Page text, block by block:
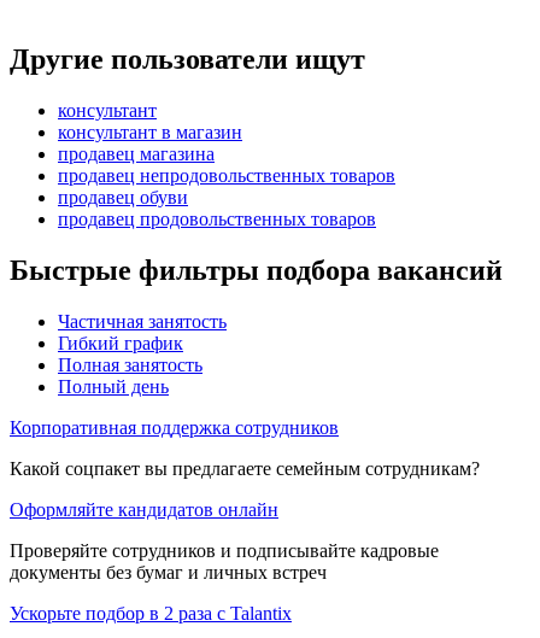
Другие пользователи ищут
консультант
консультант в магазин
продавец магазина
продавец непродовольственных товаров
продавец обуви
продавец продовольственных товаров
Быстрые фильтры подбора вакансий
Частичная занятость
Гибкий график
Полная занятость
Полный день
Корпоративная поддержка сотрудников
Какой соцпакет вы предлагаете семейным сотрудникам?
Оформляйте кандидатов онлайн
Проверяйте сотрудников и подписывайте кадровые
документы без бумаг и личных встреч
Ускорьте подбор в 2 раза с Talantix